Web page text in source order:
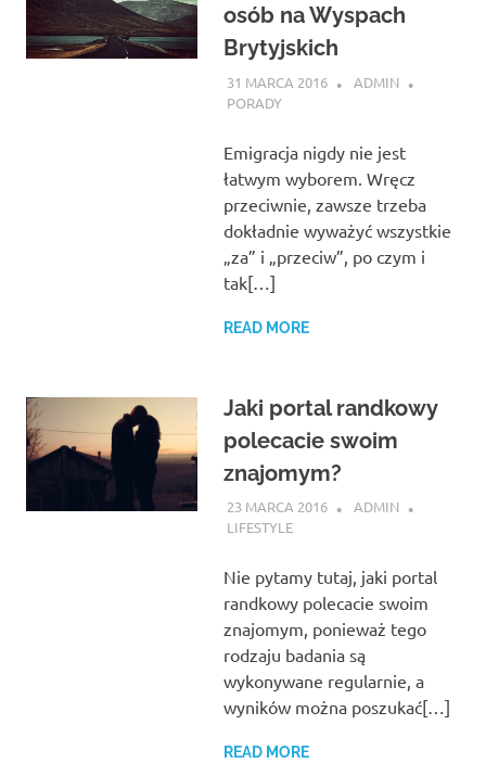
osób na Wyspach
Brytyjskich
31 MARCA 2016
ADMIN
PORADY
Emigracja nigdy nie jest
łatwym wyborem. Wręcz
przeciwnie, zawsze trzeba
dokładnie wyważyć wszystkie
„za” i „przeciw”, po czym i
tak[…]
READ MORE
Jaki portal randkowy
polecacie swoim
znajomym?
23 MARCA 2016
ADMIN
LIFESTYLE
Nie pytamy tutaj, jaki portal
randkowy polecacie swoim
znajomym, ponieważ tego
rodzaju badania są
wykonywane regularnie, a
wyników można poszukać[…]
READ MORE